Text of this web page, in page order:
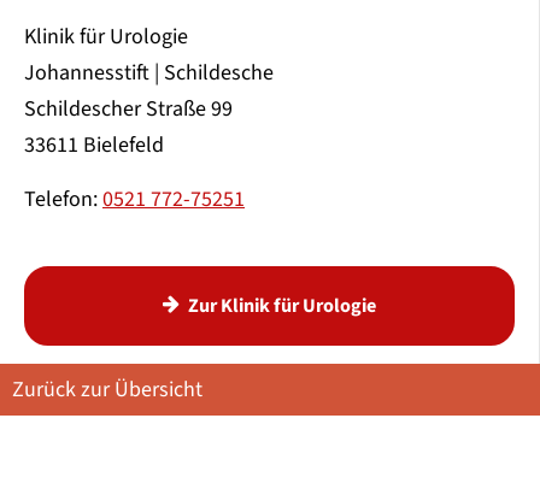
Klinik für Urologie
Johannesstift | Schildesche
Schildescher Straße 99
33611 Bielefeld
Telefon:0521 772-75251
Zur Klinik für Urologie
Zurück zur Übersicht